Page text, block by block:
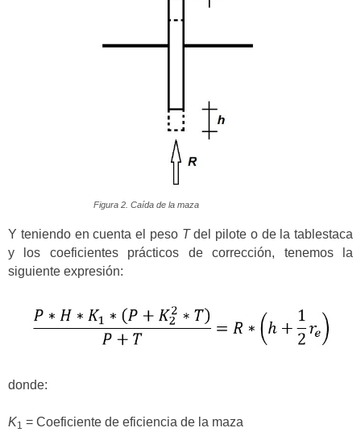
Figura 2. Caída de la maza
Y teniendo en cuenta el peso Tdel pilote o de la tablestaca
y los coeficientes prácticos de corrección, tenemos la
siguiente expresión:
donde:
K1 = Coeficiente de eficiencia de la maza